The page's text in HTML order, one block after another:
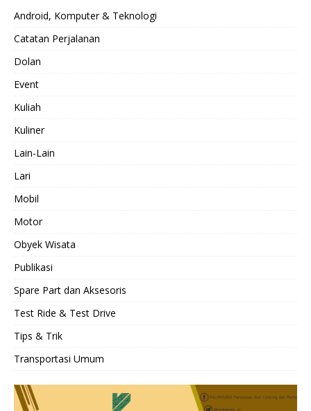
Android, Komputer & Teknologi
Catatan Perjalanan
Dolan
Event
Kuliah
Kuliner
Lain-Lain
Lari
Mobil
Motor
Obyek Wisata
Publikasi
Spare Part dan Aksesoris
Test Ride & Test Drive
Tips & Trik
Transportasi Umum